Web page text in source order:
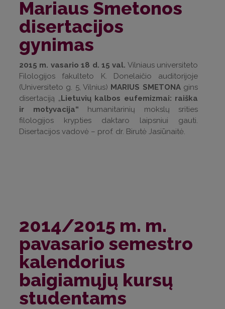
Mariaus Smetonos
disertacijos
gynimas
2015 m. vasario 18 d. 15 val. Vilniaus universiteto
Filologijos fakulteto K. Donelaičio auditorijoje
(Universiteto g. 5, Vilnius) MARIUS SMETONA gins
disertaciją „Lietuvių kalbos eufemizmai: raiška
ir motyvacija“ humanitarinių mokslų srities
filologijos krypties daktaro laipsniui gauti.
Disertacijos vadovė – prof. dr. Birutė Jasiūnaitė.
2014/2015 m. m.
pavasario semestro
kalendorius
baigiamųjų kursų
studentams